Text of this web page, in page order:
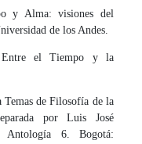
y Alma: visiones del
de los Andes.
el Tiempo y la
Temas de Filosofía de la
por Luis José
Antología 6. Bogotá: